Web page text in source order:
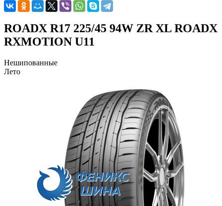
ROADX R17 225/45 94W ZR XL ROADX
RXMOTION U11
Нешипованные
Лето